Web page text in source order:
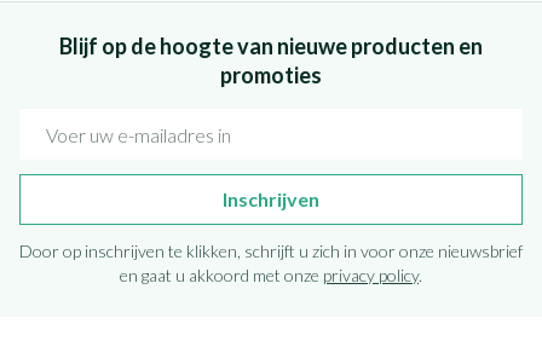
Blijf op de hoogte van nieuwe producten en
promoties
Inschrijven
Door op inschrijven te klikken, schrijft u zich in voor onze nieuwsbrief
en gaat u akkoord met onze privacy policy.